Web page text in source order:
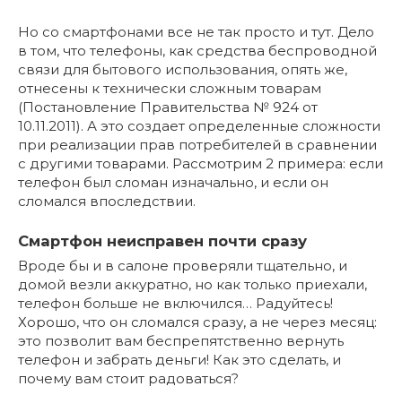
Но со смартфонами все не так просто и тут. Дело
в том, что телефоны, как средства беспроводной
связи для бытового использования, опять же,
отнесены к технически сложным товарам
(Постановление Правительства № 924 от
10.11.2011). А это создает определенные сложности
при реализации прав потребителей в сравнении
с другими товарами. Рассмотрим 2 примера: если
телефон был сломан изначально, и если он
сломался впоследствии.
Смартфон неисправен почти сразу
Вроде бы и в салоне проверяли тщательно, и
домой везли аккуратно, но как только приехали,
телефон больше не включился… Радуйтесь!
Хорошо, что он сломался сразу, а не через месяц:
это позволит вам беспрепятственно вернуть
телефон и забрать деньги! Как это сделать, и
почему вам стоит радоваться?